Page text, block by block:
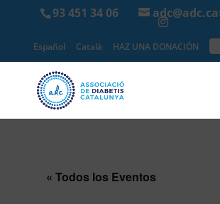
93 451 34 06
Español Català HAZ UNA DONACIÓN
« Todos los Eventos